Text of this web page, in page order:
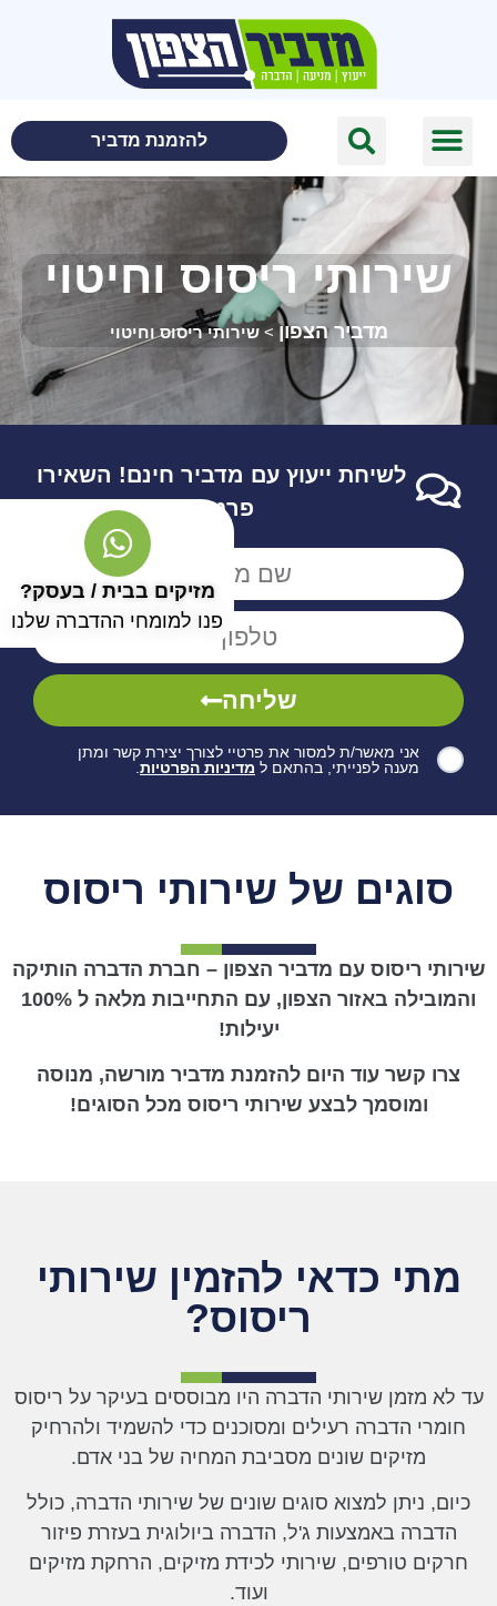
להזמנת מדביר
שירותי ריסוס וחיטוי
מדביר הצפון >שירותי ריסוס וחיטוי
לשיחת ייעוץ עם מדביר חינם! השאירו
פרטים
אני מאשר/ת למסור את פרטיי לצורך יצירת קשר ומתן
מענה לפנייתי, בהתאם ל מדיניות הפרטיות
שליחה
סוגים של שירותי ריסוס
שירותי ריסוס עם מדביר הצפון – חברת הדברה הותיקה
והמובילה באזור הצפון, עם התחייבות מלאה ל 100%
יעילות!
צרו קשר עוד היום להזמנת מדביר מורשה, מנוסה
ומוסמך לבצע שירותי ריסוס מכל הסוגים!
מתי כדאי להזמין שירותי
ריסוס?
עד לא מזמן שירותי הדברה היו מבוססים בעיקר על ריסוס
חומרי הדברה רעילים ומסוכנים כדי להשמיד ולהרחיק
מזיקים שונים מסביבת המחיה של בני אדם.
כיום, ניתן למצוא סוגים שונים של שירותי הדברה, כולל
הדברה באמצעות ג'ל, הדברה ביולוגית בעזרת פיזור
חרקים טורפים, שירותי לכידת מזיקים, הרחקת מזיקים
ועוד.
מזיקים בבית / בעסק?
פנו למומחי ההדברה שלנו